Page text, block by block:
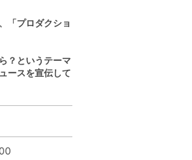
「プロダクショ
？というテーマ
ースを宣伝して